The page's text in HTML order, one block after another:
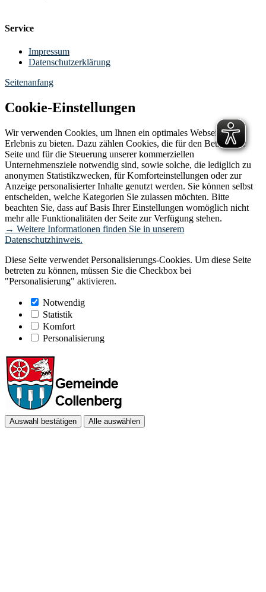
Service
Impressum
Datenschutzerklärung
Seitenanfang
Cookie-Einstellungen
Wir verwenden Cookies, um Ihnen ein optimales Webseiten-
Erlebnis zu bieten. Dazu zählen Cookies, die für den Betrieb der
Seite und für die Steuerung unserer kommerziellen
Unternehmensziele notwendig sind, sowie solche, die lediglich zu
anonymen Statistikzwecken, für Komforteinstellungen oder zur
Anzeige personalisierter Inhalte genutzt werden. Sie können selbst
entscheiden, welche Kategorien Sie zulassen möchten. Bitte
beachten Sie, dass auf Basis Ihrer Einstellungen womöglich nicht
mehr alle Funktionalitäten der Seite zur Verfügung stehen.
→ Weitere Informationen finden Sie in unserem
Datenschutzhinweis.
Diese Seite verwendet Personalisierungs-Cookies. Um diese Seite
betreten zu können, müssen Sie die Checkbox bei
"Personalisierung" aktivieren.
Notwendig
Statistik
Komfort
Personalisierung
Auswahl bestätigen Alle auswählen